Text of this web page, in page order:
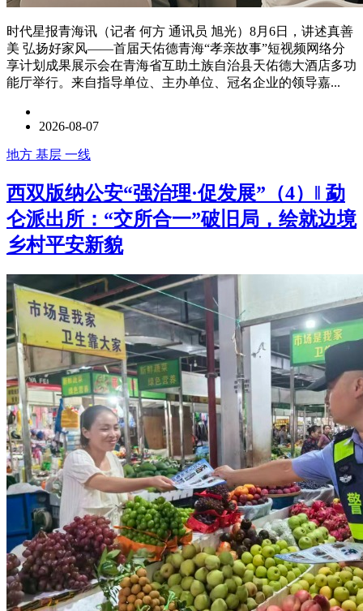
时代星报青海讯（记者 何方 通讯员 旭光）8月6日，讲述真善
美 弘扬好家风——首届天佑德青海“孝亲故事”短视频网络分
享计划成果展示会在青海省互助土族自治县天佑德大酒店多功
能厅举行。来自指导单位、主办单位、冠名企业的领导嘉...
2026-08-07
地方 基层 一线
西双版纳公安“强治理·促发展”（4）‖ 勐
仑派出所：“交所合一”破旧局，绘就边境
乡村平安新貌